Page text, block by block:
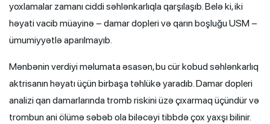
yoxlamalar zamanı ciddi səhlənkarlıqla qarşılaşıb. Belə ki, iki
həyati vacib müayinə – damar dopleri və qarın boşluğu USM –
ümumiyyətlə aparılmayıb.
Mənbənin verdiyi məlumata əsasən, bu cür kobud səhlənkarlıq
aktrisanın həyatı üçün birbaşa təhlükə yaradıb. Damar dopleri
analizi qan damarlarında tromb riskini üzə çıxarmaq üçündür və
trombun ani ölümə səbəb ola biləcəyi tibbdə çox yaxşı bilinir.